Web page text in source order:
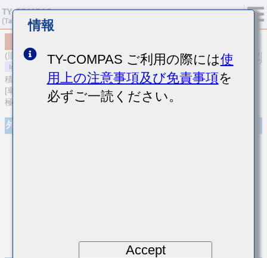
(旧品番 HMJ212KB7102MDHT)
積層セラミックコンデンサ
[車載ボディ/インフォ＆高信頼用 (AEC-Q200 Qualified) 樹脂外部電
極積層セラミックコンデンサ]
外観
情報
TY-COMPAS ご利用の際には使
用上の注意事項及び免責事項を
必ずご一読ください。
Accept